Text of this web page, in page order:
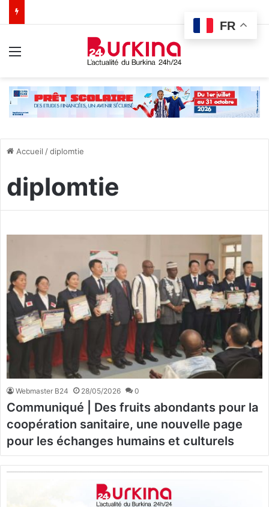
Accueil /diplomtie
diplomtie
Webmaster B24 28/05/2026 0
Communiqué | Des fruits abondants pour la
coopération sanitaire, une nouvelle page
pour les échanges humains et culturels
FR